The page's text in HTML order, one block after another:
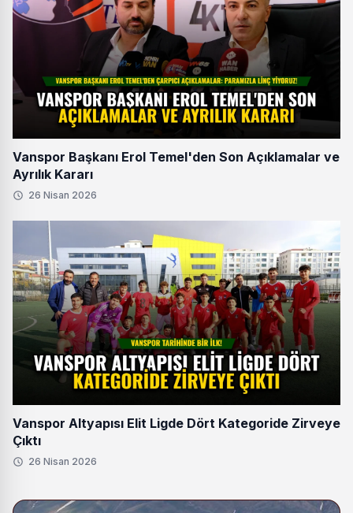
Vanspor Başkanı Erol Temel'den Son Açıklamalar ve
Ayrılık Kararı
26 Nisan 2026
Vanspor Altyapısı Elit Ligde Dört Kategoride Zirveye
Çıktı
26 Nisan 2026